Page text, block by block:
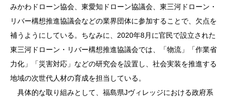
みかわドローン協会、東愛知ドローン協議会、東三河ドローン・
リバー構想推進協議会などの業界団体に参加することで、欠点を
補うようにしている。ちなみに、2020年8月に官民で設立された
東三河ドローン・リバー構想推進協議会では、「物流」「作業省
力化」「災害対応」などの研究会を設置し、社会実装を推進する
地域の次世代人材の育成を担当している。
具体的な取り組みとして、福島県Jヴィレッジにおける政府系